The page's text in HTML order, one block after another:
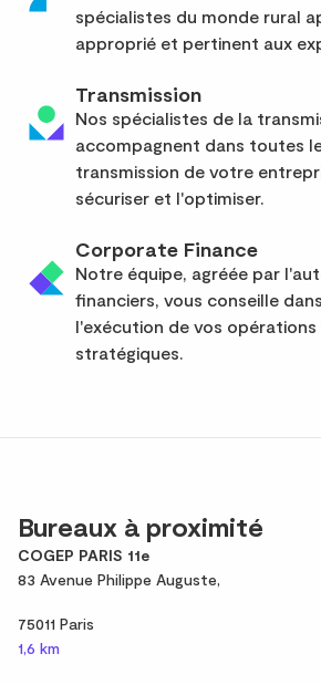
spécialistes du monde rural
approprié et pertinent aux
Transmission
Nos spécialistes de la
accompagnent dans toutes
transmission de votre
sécuriser et l'optimiser.
Corporate Finance
Notre équipe, agréée par
financiers, vous conseille
l'exécution de vos opérations
stratégiques.
Bureaux à proximité
COGEP PARIS 11e
83 Avenue Philippe Auguste,
75011 Paris
1,6 km